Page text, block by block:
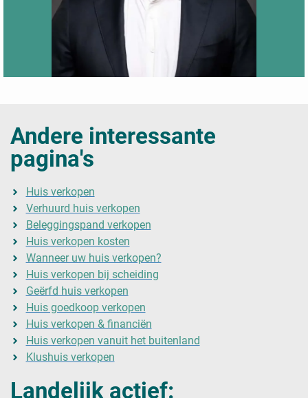
Andere interessante
pagina's
Huis verkopen
Verhuurd huis verkopen
Beleggingspand verkopen
Huis verkopen kosten
Wanneer uw huis verkopen?
Huis verkopen bij scheiding
Geërfd huis verkopen
Huis goedkoop verkopen
Huis verkopen & financiën
Huis verkopen vanuit het buitenland
Klushuis verkopen
Landelijk actief: